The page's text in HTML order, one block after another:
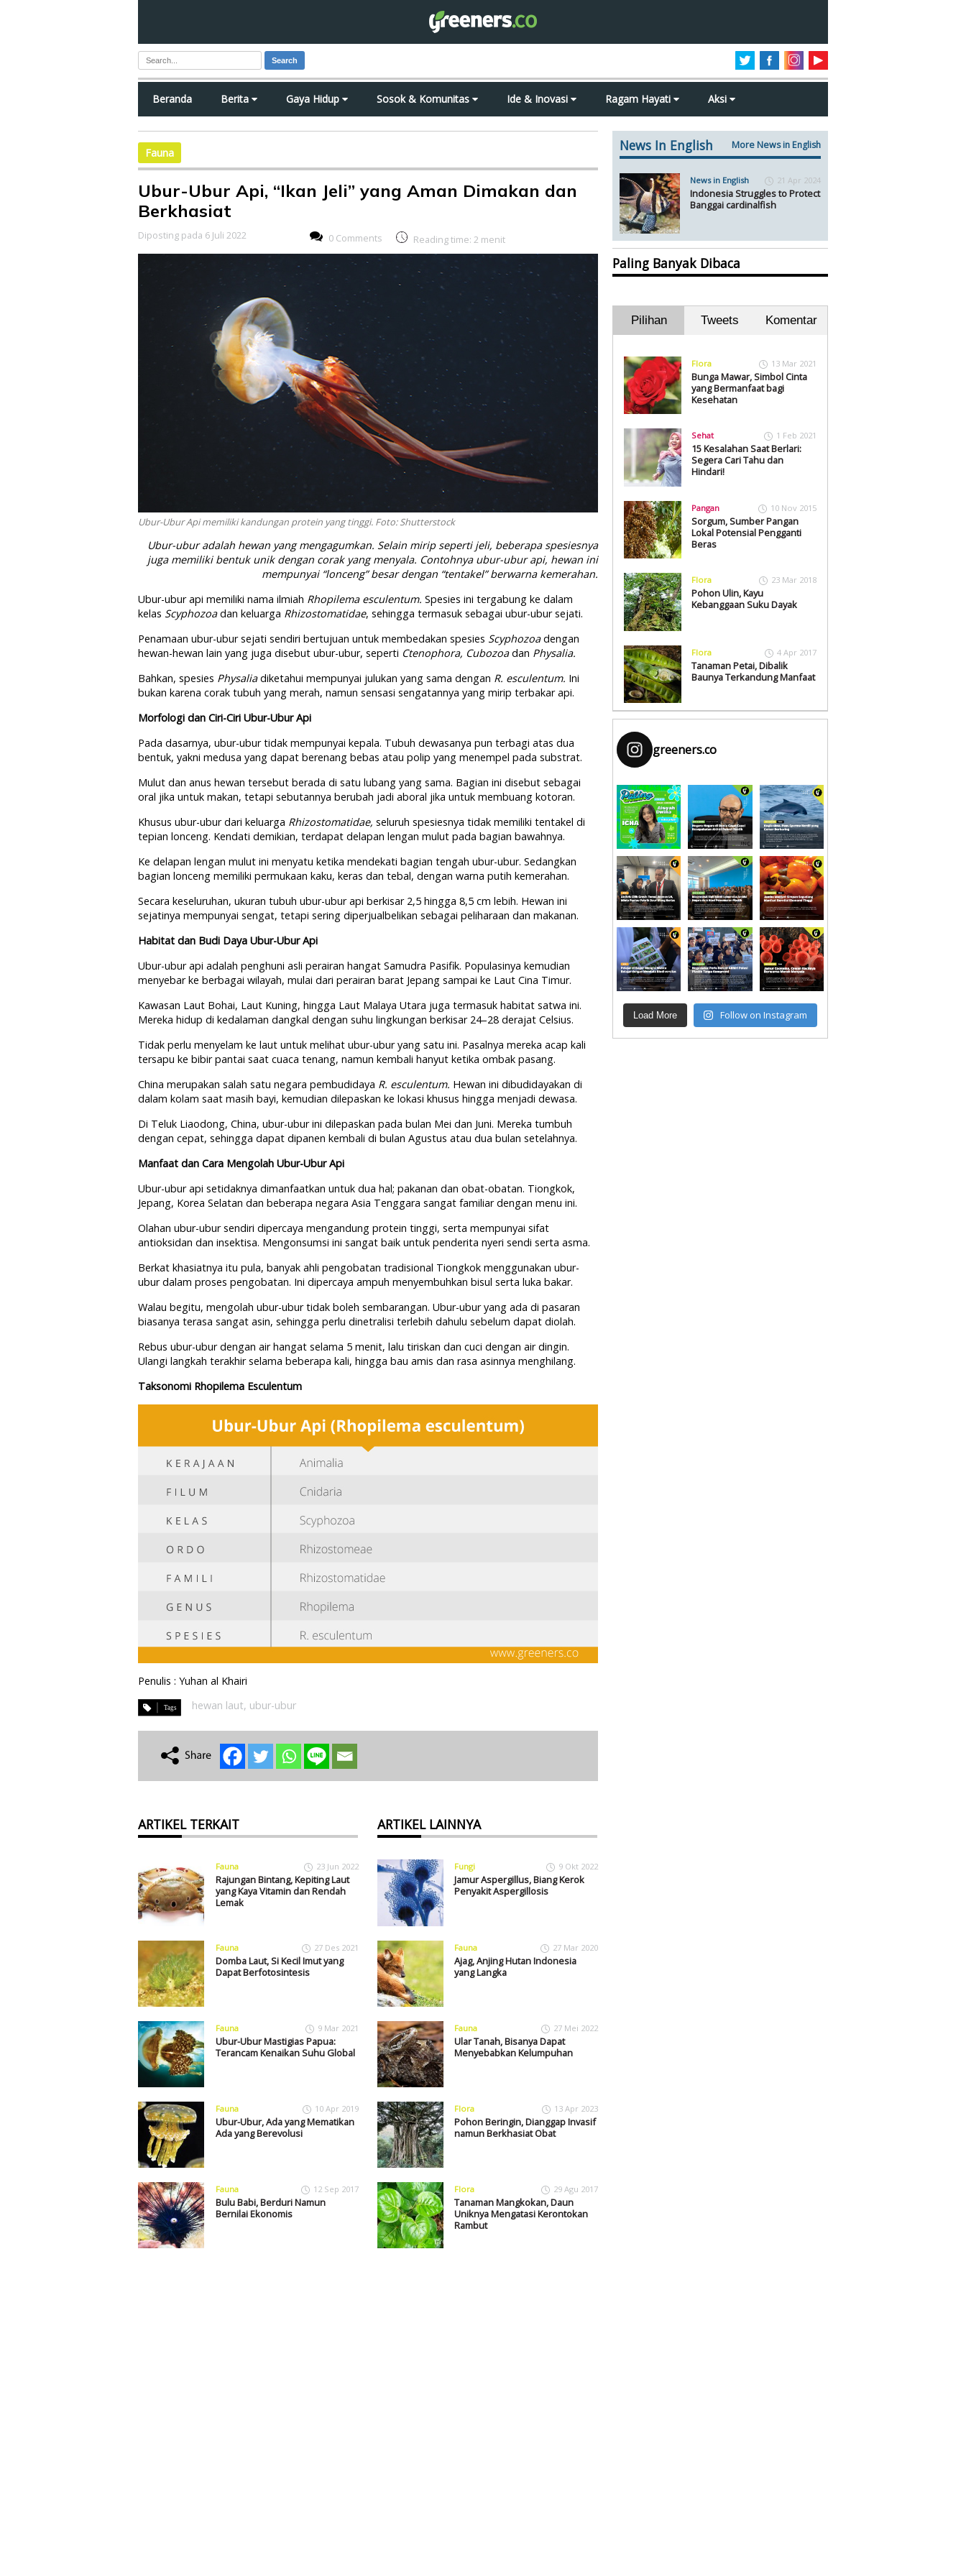
Search
Beranda Berita Gaya Hidup Sosok & Komunitas Ide & Inovasi Ragam Hayati Aksi
Fauna
Ubur-Ubur Api, “Ikan Jeli” yang Aman Dimakan dan
Berkhasiat
Diposting pada 6 Juli 2022 0 Comments Reading time: 2 menit
Ubur-Ubur Api memiliki kandungan protein yang tinggi. Foto: Shutterstock
Ubur-ubur adalah hewan yang mengagumkan. Selain mirip seperti jeli, beberapa spesiesnya
juga memiliki bentuk unik dengan corak yang menyala. Contohnya ubur-ubur api, hewan ini
mempunyai “lonceng” besar dengan “tentakel” berwarna kemerahan.
Ubur-ubur api memiliki nama ilmiah Rhopilema esculentum. Spesies ini tergabung ke dalam
kelas Scyphozoadan keluarga Rhizostomatidae, sehingga termasuk sebagai ubur-ubur sejati.
Penamaan ubur-ubur sejati sendiri bertujuan untuk membedakan spesies Scyphozoadengan
hewan-hewan lain yang juga disebut ubur-ubur, seperti Ctenophora, Cubozoadan Physalia.
Bahkan, spesies Physaliadiketahui mempunyai julukan yang sama dengan R. esculentum. Ini
bukan karena corak tubuh yang merah, namun sensasi sengatannya yang mirip terbakar api.
Morfologi dan Ciri-Ciri Ubur-Ubur Api
Pada dasarnya, ubur-ubur tidak mempunyai kepala. Tubuh dewasanya pun terbagi atas dua
bentuk, yakni medusa yang dapat berenang bebas atau polip yang menempel pada substrat.
Mulut dan anus hewan tersebut berada di satu lubang yang sama. Bagian ini disebut sebagai
oral jika untuk makan, tetapi sebutannya berubah jadi aboral jika untuk membuang kotoran.
Khusus ubur-ubur dari keluarga Rhizostomatidae, seluruh spesiesnya tidak memiliki tentakel di
tepian lonceng. Kendati demikian, terdapat delapan lengan mulut pada bagian bawahnya.
Ke delapan lengan mulut ini menyatu ketika mendekati bagian tengah ubur-ubur. Sedangkan
bagian lonceng memiliki permukaan kaku, keras dan tebal, dengan warna putih kemerahan.
Secara keseluruhan, ukuran tubuh ubur-ubur api berkisar 2,5 hingga 8,5 cm lebih. Hewan ini
sejatinya mempunyai sengat, tetapi sering diperjualbelikan sebagai peliharaan dan makanan.
Habitat dan Budi Daya Ubur-Ubur Api
Ubur-ubur api adalah penghuni asli perairan hangat Samudra Pasifik. Populasinya kemudian
menyebar ke berbagai wilayah, mulai dari perairan barat Jepang sampai ke Laut Cina Timur.
Kawasan Laut Bohai, Laut Kuning, hingga Laut Malaya Utara juga termasuk habitat satwa ini.
Mereka hidup di kedalaman dangkal dengan suhu lingkungan berkisar 24–28 derajat Celsius.
Tidak perlu menyelam ke laut untuk melihat ubur-ubur yang satu ini. Pasalnya mereka acap kali
tersapu ke bibir pantai saat cuaca tenang, namun kembali hanyut ketika ombak pasang.
China merupakan salah satu negara pembudidaya R. esculentum. Hewan ini dibudidayakan di
dalam kolam saat masih bayi, kemudian dilepaskan ke lokasi khusus hingga menjadi dewasa.
Di Teluk Liaodong, China, ubur-ubur ini dilepaskan pada bulan Mei dan Juni. Mereka tumbuh
dengan cepat, sehingga dapat dipanen kembali di bulan Agustus atau dua bulan setelahnya.
Manfaat dan Cara Mengolah Ubur-Ubur Api
Ubur-ubur api setidaknya dimanfaatkan untuk dua hal; pakanan dan obat-obatan. Tiongkok,
Jepang, Korea Selatan dan beberapa negara Asia Tenggara sangat familiar dengan menu ini.
Olahan ubur-ubur sendiri dipercaya mengandung protein tinggi, serta mempunyai sifat
antioksidan dan insektisa. Mengonsumsi ini sangat baik untuk penderita nyeri sendi serta asma.
Berkat khasiatnya itu pula, banyak ahli pengobatan tradisional Tiongkok menggunakan ubur-
ubur dalam proses pengobatan. Ini dipercaya ampuh menyembuhkan bisul serta luka bakar.
Walau begitu, mengolah ubur-ubur tidak boleh sembarangan. Ubur-ubur yang ada di pasaran
biasanya terasa sangat asin, sehingga perlu dinetralisi terlebih dahulu sebelum dapat diolah.
Rebus ubur-ubur dengan air hangat selama 5 menit, lalu tiriskan dan cuci dengan air dingin.
Ulangi langkah terakhir selama beberapa kali, hingga bau amis dan rasa asinnya menghilang.
Taksonomi Rhopilema Esculentum
Penulis : Yuhan al Khairi
hewan laut, ubur-ubur
ARTIKEL TERKAIT
Fauna 23 Jun 2022
Rajungan Bintang, Kepiting Laut
yang Kaya Vitamin dan Rendah
Lemak
Fauna 27 Des 2021
Domba Laut, Si Kecil Imut yang
Dapat Berfotosintesis
Fauna 9 Mar 2021
Ubur-Ubur Mastigias Papua:
Terancam Kenaikan Suhu Global
Fauna 10 Apr 2019
Ubur-Ubur, Ada yang Mematikan
Ada yang Berevolusi
Fauna 12 Sep 2017
Bulu Babi, Berduri Namun
Bernilai Ekonomis
ARTIKEL LAINNYA
Fungi 9 Okt 2022
Jamur Aspergillus, Biang Kerok
Penyakit Aspergillosis
Fauna 27 Mar 2020
Ajag, Anjing Hutan Indonesia
yang Langka
Fauna 27 Mei 2022
Ular Tanah, Bisanya Dapat
Menyebabkan Kelumpuhan
Flora 13 Apr 2023
Pohon Beringin, Dianggap Invasif
namun Berkhasiat Obat
Flora 29 Agu 2017
Tanaman Mangkokan, Daun
Uniknya Mengatasi Kerontokan
Rambut
News In English More News in English
News in English 21 Apr 2024
Indonesia Struggles to Protect
Banggai cardinalfish
Paling Banyak Dibaca
Pilihan Tweets Komentar
Flora 13 Mar 2021
Bunga Mawar, Simbol Cinta
yang Bermanfaat bagi
Kesehatan
Sehat 1 Feb 2021
15 Kesalahan Saat Berlari:
Segera Cari Tahu dan
Hindari!
Pangan 10 Nov 2015
Sorgum, Sumber Pangan
Lokal Potensial Pengganti
Beras
Flora 23 Mar 2018
Pohon Ulin, Kayu
Kebanggaan Suku Dayak
Flora 4 Apr 2017
Tanaman Petai, Dibalik
Baunya Terkandung Manfaat
greeners.co
Load More Follow on Instagram